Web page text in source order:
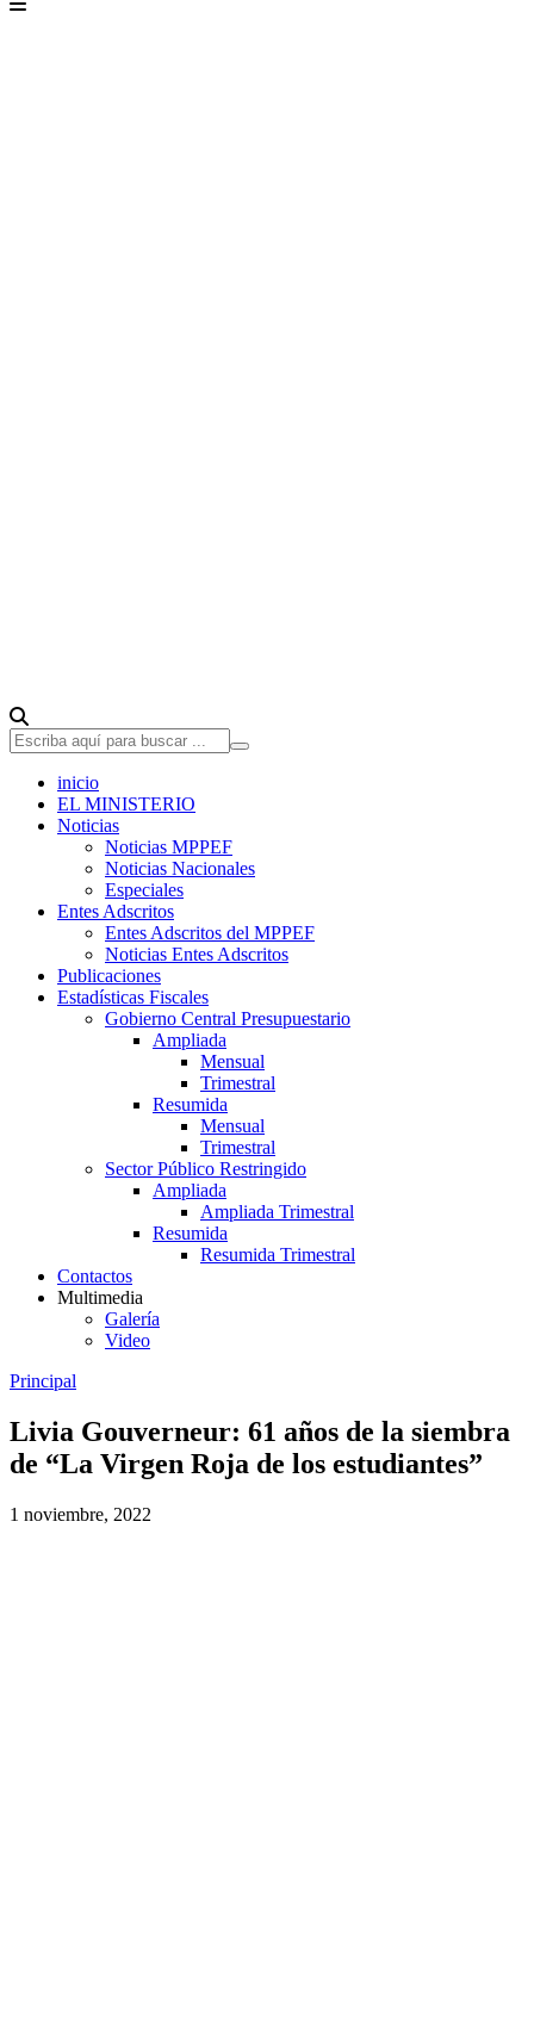
inicio
EL MINISTERIO
Noticias
Noticias MPPEF
Noticias Nacionales
Especiales
Entes Adscritos
Entes Adscritos del MPPEF
Noticias Entes Adscritos
Publicaciones
Estadísticas Fiscales
Gobierno Central Presupuestario
Ampliada
Mensual
Trimestral
Resumida
Mensual
Trimestral
Sector Público Restringido
Ampliada
Ampliada Trimestral
Resumida
Resumida Trimestral
Contactos
Multimedia
Galería
Video
Principal
Livia Gouverneur: 61 años de la siembra
de “La Virgen Roja de los estudiantes”
1 noviembre, 2022